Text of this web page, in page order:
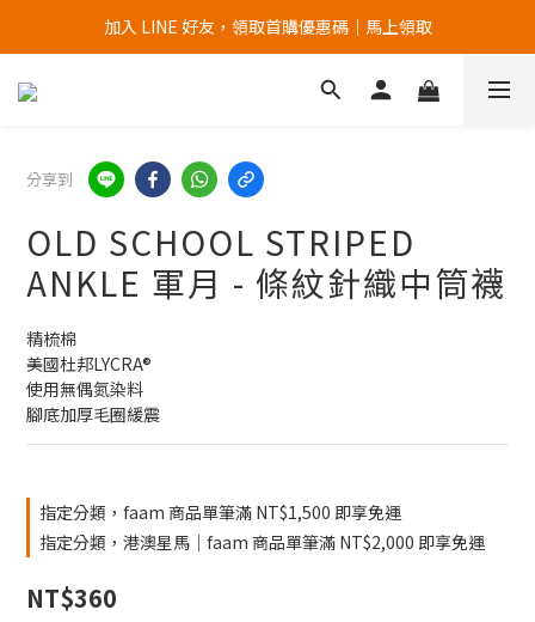
加入官網會員，首次購買 " 免運 "
加入 LINE 好友，領取首購優惠碼｜馬上領取
加入官網會員，首次購買 " 免運 "
分享到
OLD SCHOOL STRIPED
ANKLE 軍月 - 條紋針織中筒襪
精梳棉
美國杜邦LYCRA®
使用無偶氮染料
腳底加厚毛圈緩震
指定分類，faam 商品單筆滿 NT$1,500 即享免運
指定分類，港澳星馬｜faam 商品單筆滿 NT$2,000 即享免運
NT$360